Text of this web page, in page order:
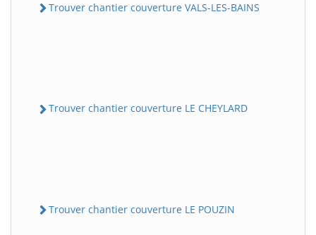
Trouver chantier couverture VALS-LES-BAINS
Trouver chantier couverture LE CHEYLARD
Trouver chantier couverture LE POUZIN